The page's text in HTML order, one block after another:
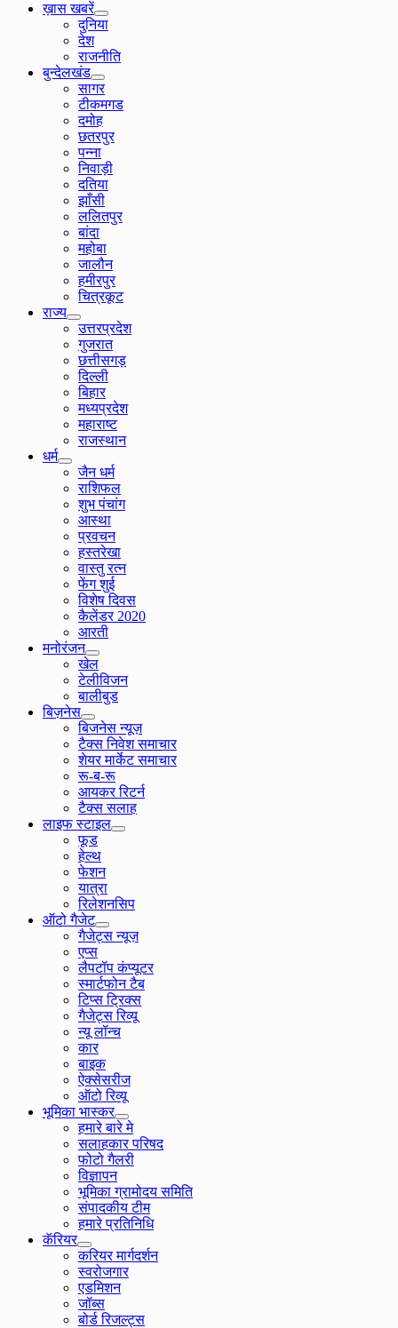
ख़ास खबरें
दुनिया
देश
राजनीति
बुन्देलखंड
सागर
टीकमगड
दमोह
छतरपुर
पन्ना
निवाड़ी
दतिया
झाँसी
ललितपुर
बांदा
महोबा
जालौन
हमीरपुर
चित्रकूट
राज्य
उत्तरप्रदेश
गुजरात
छत्तीसगड़
दिल्ली
बिहार
मध्यप्रदेश
महाराष्ट
राजस्थान
धर्म
जैन धर्म
राशिफल
शुभ पंचांग
आस्था
प्रवचन
हस्तरेखा
वास्तु रत्न
फेंग शुई
विशेष दिवस
कैलेंडर 2020
आरती
मनोरंजन
खेल
टेलीविजन
बालीबुड
बिज़नेस
बिजनेस न्यूज़
टैक्स निवेश समाचार
शेयर मार्केट समाचार
रू-ब-रू
आयकर रिटर्न
टैक्स सलाह
लाइफ स्टाइल
फूड
हेल्थ
फेशन
यात्रा
रिलेशनसिप
ऑटो गैजेट
गैजेट्स न्यूज़
एप्स
लैपटॉप कंप्यूटर
स्मार्टफोन टैब
टिप्स ट्रिक्स
गैजेट्स रिव्यू
न्यू लॉन्च
कार
बाइक
ऐक्सेसरीज
ऑटो रिव्यू
भूमिका भास्कर
हमारे बारे मे
सलाहकार परिषद
फोटो गैलरी
विज्ञापन
भूमिका ग्रामोदय समिति
संपादकीय टीम
हमारे प्रतिनिधि
कॅरियर
करियर मार्गदर्शन
स्वरोजगार
एडमिशन
जॉब्स
बोर्ड रिजल्ट्स